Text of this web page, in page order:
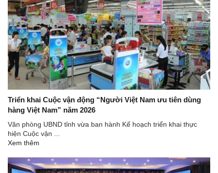
Triển khai Cuộc vận động “Người Việt Nam ưu tiên dùng
hàng Việt Nam” năm 2026
Văn phòng UBND tỉnh vừa ban hành Kế hoạch triển khai thực
hiện Cuộc vận ...
Xem thêm